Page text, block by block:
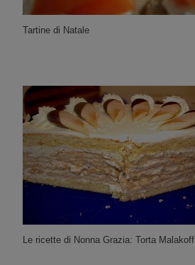
Tartine di Natale
Le ricette di Nonna Grazia: Torta Malakoff